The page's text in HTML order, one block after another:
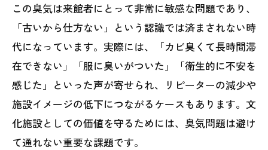
この臭気は来館者にとって非常に敏感な問題であり、
「古いから仕方ない」という認識では済まされない時
代になっています。実際には、「カビ臭くて長時間滞
在できない」「服に臭いがついた」「衛生的に不安を
感じた」といった声が寄せられ、リピーターの減少や
施設イメージの低下につながるケースもあります。文
化施設としての価値を守るためには、臭気問題は避け
て通れない重要な課題です。